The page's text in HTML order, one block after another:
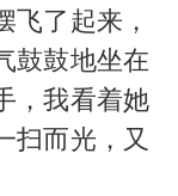
了起来，
鼓鼓地坐在
，我看着她
扫而光，又